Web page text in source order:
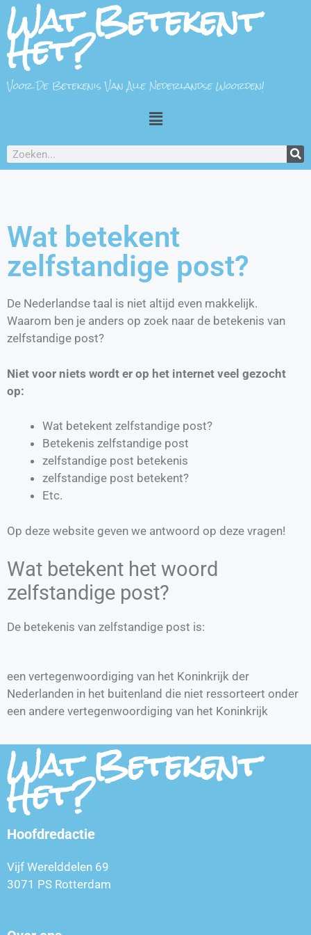
Wat Betekent
Het?
Voor De Betekenis Van Alle Nederlandse Woorden!
Wat betekent
zelfstandige post?
De Nederlandse taal is niet altijd even makkelijk.
Waarom ben je anders op zoek naar de betekenis van
zelfstandige post?
Niet voor niets wordt er op het internet veel gezocht
op:
Wat betekent zelfstandige post?
Betekenis zelfstandige post
zelfstandige post betekenis
zelfstandige post betekent?
Etc.
Op deze website geven we antwoord op deze vragen!
Wat betekent het woord
zelfstandige post?
De betekenis van zelfstandige post is:
een vertegenwoordiging van het Koninkrijk der
Nederlanden in het buitenland die niet ressorteert onder
een andere vertegenwoordiging van het Koninkrijk
Wat Betekent
Het?
Hoofdredactie
Vijf Werelddelen 69
3071 PS Rotterdam